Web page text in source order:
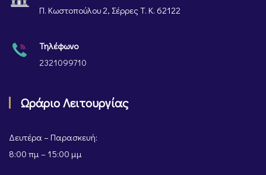
Π. Κωστοπούλου 2, Σέρρες Τ. Κ. 62122
Τηλέφωνο
2321099710
Ωράριο Λειτουργίας
Δευτέρα – Παρασκευή:
8:00 πμ – 15:00 μμ